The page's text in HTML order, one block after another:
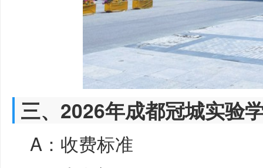
三、2026年成都冠城实验
A：收费标准